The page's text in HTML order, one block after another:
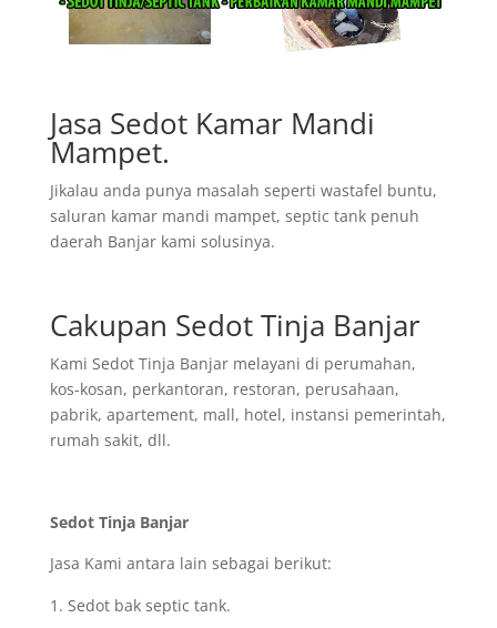
Jasa Sedot Kamar Mandi
Mampet.
Jikalau anda punya masalah seperti wastafel buntu,
saluran kamar mandi mampet, septic tank penuh
daerah Banjar kami solusinya.
Cakupan Sedot Tinja Banjar
Kami Sedot Tinja Banjar melayani di perumahan,
kos-kosan, perkantoran, restoran, perusahaan,
pabrik, apartement, mall, hotel, instansi pemerintah,
rumah sakit, dll.
Sedot Tinja Banjar
Jasa Kami antara lain sebagai berikut:
Sedot bak septic tank.